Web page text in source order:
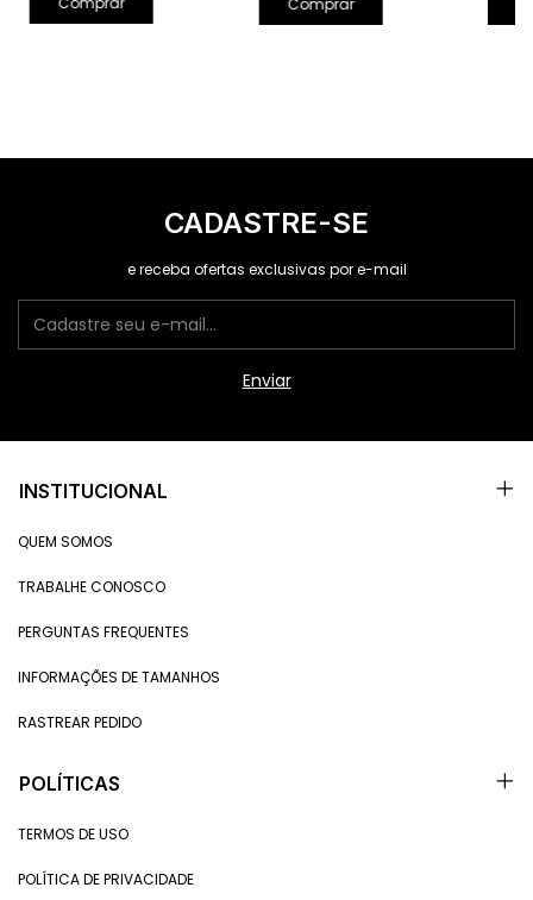
CADASTRE-SE
e receba ofertas exclusivas por e-mail
INSTITUCIONAL
QUEM SOMOS
TRABALHE CONOSCO
PERGUNTAS FREQUENTES
INFORMAÇÕES DE TAMANHOS
RASTREAR PEDIDO
POLÍTICAS
TERMOS DE USO
POLÍTICA DE PRIVACIDADE